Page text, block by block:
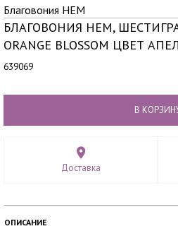
Благовония HEM
БЛАГОВОНИЯ HEM,
ORANGE BLOSSOM ЦВЕТ
639069
В
Доставка
ОПИСАНИЕ